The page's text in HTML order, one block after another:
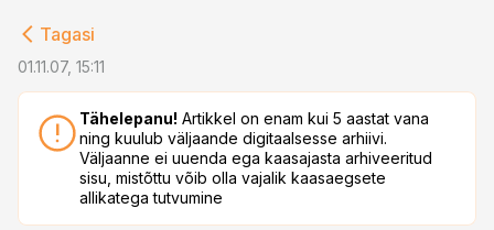
Tagasi
01.11.07, 15:11
Tähelepanu! Artikkel on enam kui 5 aastat vana
ning kuulub väljaande digitaalsesse arhiivi.
Väljaanne ei uuenda ega kaasajasta arhiveeritud
sisu, mistõttu võib olla vajalik kaasaegsete
allikatega tutvumine